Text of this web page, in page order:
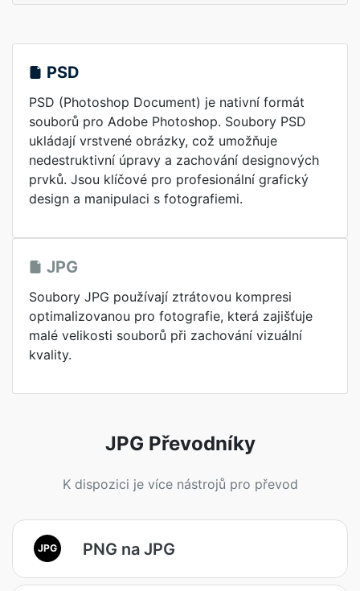
PSD
PSD (Photoshop Document) je nativní formát
souborů pro Adobe Photoshop. Soubory PSD
ukládají vrstvené obrázky, což umožňuje
nedestruktivní úpravy a zachování designových
prvků. Jsou klíčové pro profesionální grafický
design a manipulaci s fotografiemi.
JPG
Soubory JPG používají ztrátovou kompresi
optimalizovanou pro fotografie, která zajišťuje
malé velikosti souborů při zachování vizuální
kvality.
JPG Převodníky
K dispozici je více nástrojů pro převod
JPG PNG na JPG